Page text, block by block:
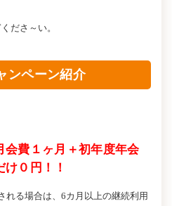
ださ～い。
ンペーン紹介
会費１ヶ月＋初年度年会
０円！！
る場合は、6カ月以上の継続利用